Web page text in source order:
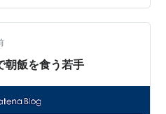
バイダー】月の売り上げ目
リプロどっちがいいの？』
ット 1ブロックごとの受託な
との直契約なの…
朝飯を食う若手